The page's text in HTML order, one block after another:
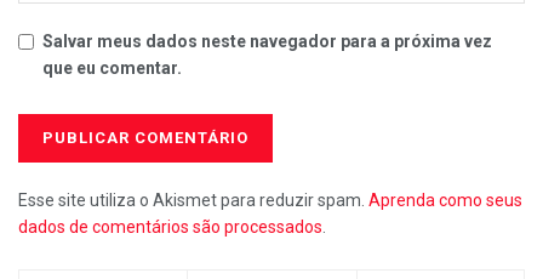
Salvar meus dados neste navegador para a próxima vez
que eu comentar.
Esse site utiliza o Akismet para reduzir spam. Aprenda como seus
dados de comentários são processados